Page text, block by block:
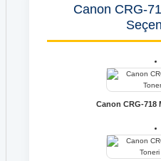
Canon CRG-
Canon CRG-718